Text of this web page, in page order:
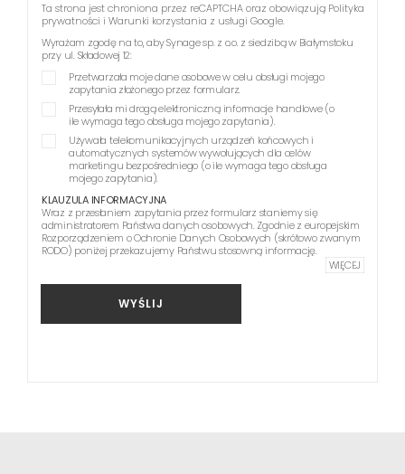
Ta strona jest chroniona przez reCAPTCHA oraz obowiązują Polityka
prywatności i Warunki korzystania z usługi Google.
Wyrażam zgodę na to, aby Synage sp. z o.o. z siedzibą w Białymstoku
przy ul. Składowej 12:
Przetwarzała moje dane osobowe w celu obsługi mojego
zapytania złożonego przez formularz.
Przesyłała mi drogą elektroniczną informacje handlowe (o
ile wymaga tego obsługa mojego zapytania).
Używała telekomunikacyjnych urządzeń końcowych i
automatycznych systemów wywołujących dla celów
marketingu bezpośredniego (o ile wymaga tego obsługa
mojego zapytania).
KLAUZULA INFORMACYJNA
Wraz z przesłaniem zapytania przez formularz staniemy się
administratorem Państwa danych osobowych. Zgodnie z europejskim
Rozporządzeniem o Ochronie Danych Osobowych (skrótowo zwanym
RODO) poniżej przekazujemy Państwu stosowną informację.
WIĘCEJ
WYŚLIJ